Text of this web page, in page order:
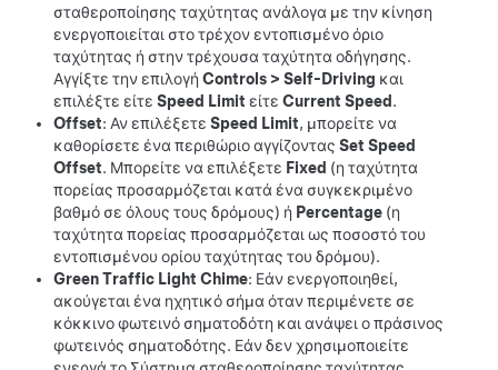
σταθεροποίησης ταχύτητας ανάλογα με την κίνηση
ενεργοποιείται στο τρέχον εντοπισμένο όριο
ταχύτητας ή στην τρέχουσα ταχύτητα οδήγησης.
Αγγίξτε την επιλογή Controls > Self-Driving και
επιλέξτε είτε Speed Limit είτε Current Speed .
Offset: Αν επιλέξετε Speed Limit, μπορείτε να
καθορίσετε ένα περιθώριο αγγίζοντας Set Speed
Offset. Μπορείτε να επιλέξετε Fixed (η ταχύτητα
πορείας προσαρμόζεται κατά ένα συγκεκριμένο
βαθμό σε όλους τους δρόμους) ή Percentage (η
ταχύτητα πορείας προσαρμόζεται ως ποσοστό του
εντοπισμένου ορίου ταχύτητας του δρόμου).
Green Traffic Light Chime: Εάν ενεργοποιηθεί,
ακούγεται ένα ηχητικό σήμα όταν περιμένετε σε
κόκκινο φωτεινό σηματοδότη και ανάψει ο πράσινος
φωτεινός σηματοδότης. Εάν δεν χρησιμοποιείτε